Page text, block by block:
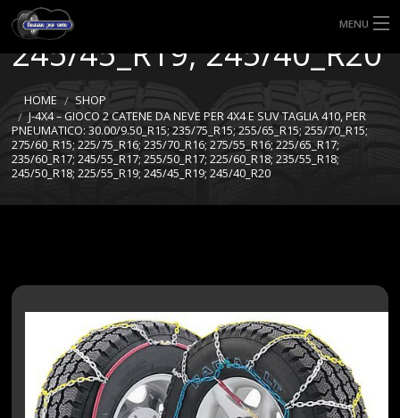
MENU
HOME
TIPI DI GOMME
MISURE GOMME
225/55_R19;
245/45_R19; 245/40_R20
HOME
SHOP
J-4X4 – GIOCO 2 CATENE DA NEVE PER 4X4 E SUV TAGLIA 410, PER
PNEUMATICO: 30.00/9.50_R15; 235/75_R15; 255/65_R15; 255/70_R15;
275/60_R15; 225/75_R16; 235/70_R16; 275/55_R16; 225/65_R17;
235/60_R17; 245/55_R17; 255/50_R17; 225/60_R18; 235/55_R18;
245/50_R18; 225/55_R19; 245/45_R19; 245/40_R20